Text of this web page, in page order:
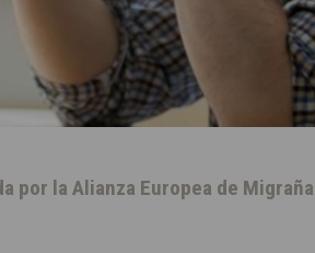
la Alianza Europea de